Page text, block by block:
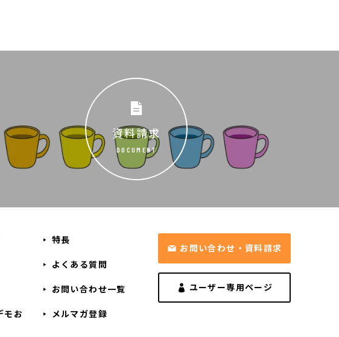
資料請求
DOCUMENT
特長
よくある質問
お問い合わせ一覧
モお
メルマガ登録
お問い合わせ・資料請求
ユーザー専用ページ